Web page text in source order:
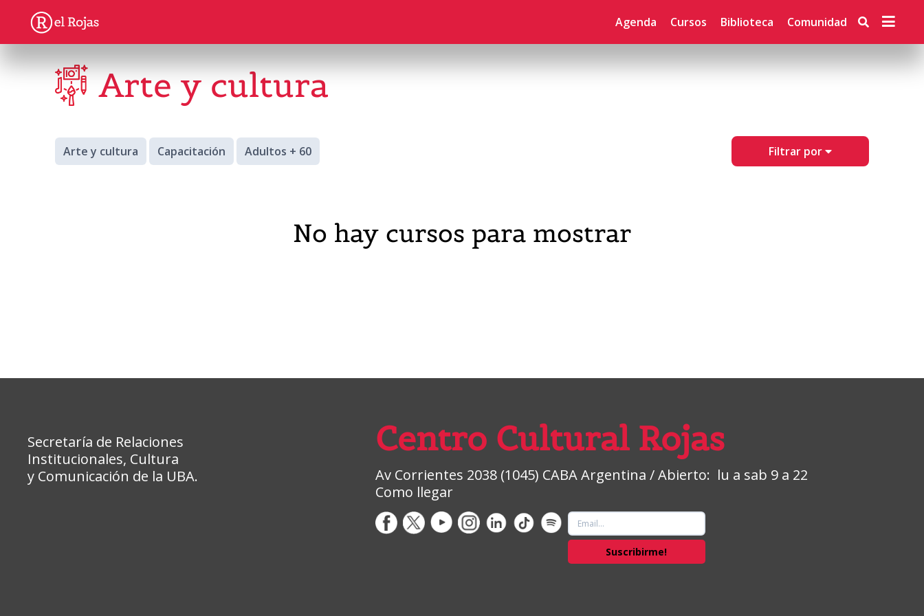
Agenda Cursos Biblioteca Comunidad
Arte y cultura
Arte y cultura Capacitación Adultos + 60 Filtrar por
No hay cursos para mostrar
Secretaría de Relaciones
Institucionales, Cultura
y Comunicación de la UBA.
Centro Cultural Rojas
Av Corrientes 2038 (1045) CABA Argentina / Abierto: lu a sab 9 a 22
Como llegar